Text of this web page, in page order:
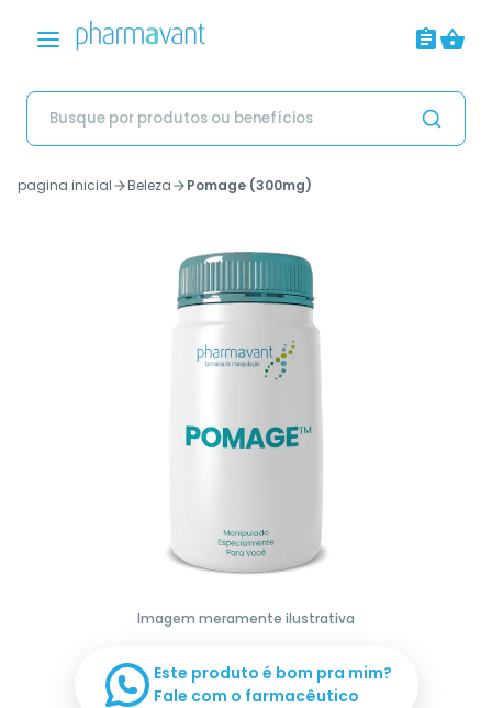
pagina inicial Beleza Pomage (300mg)
Imagem meramente ilustrativa
Este produto é bom pra mim?
Fale com o farmacêutico